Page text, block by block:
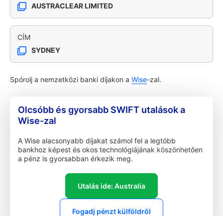
AUSTRACLEAR LIMITED
CÍM
SYDNEY
Spórolj a nemzetközi banki díjakon a Wise-zal.
Olcsóbb és gyorsabb SWIFT utalások a
Wise-zal
A Wise alacsonyabb díjakat számol fel a legtöbb
bankhoz képest és okos technológiájának köszönhetően
a pénz is gyorsabban érkezik meg.
Utalás ide: Australia
Fogadj pénzt külföldről